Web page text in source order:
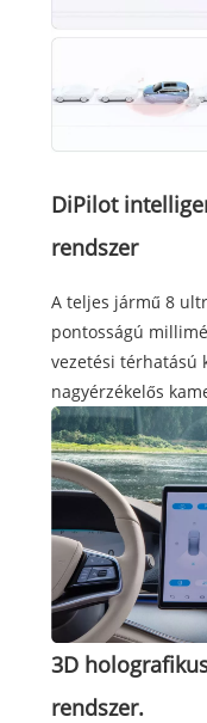
DiPilot
rendszer
A teljes jármű 8
pontosságú
vezetési térhatású
nagyérzékelős
3D
rendszer.